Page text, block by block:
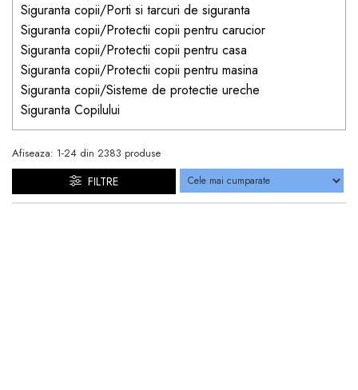
Siguranta copii/Porti si tarcuri de siguranta
Siguranta copii/Protectii copii pentru carucior
Siguranta copii/Protectii copii pentru casa
Siguranta copii/Protectii copii pentru masina
Siguranta copii/Sisteme de protectie ureche
Siguranta Copilului
Afiseaza: 1-24 din 2383 produse
FILTRE